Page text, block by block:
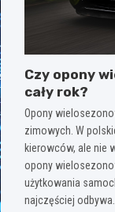
Czy opony
cały rok?
Opony
zimowych. W
kierowców, ale nie
opony
użytkowania
najczęściej odbywa…